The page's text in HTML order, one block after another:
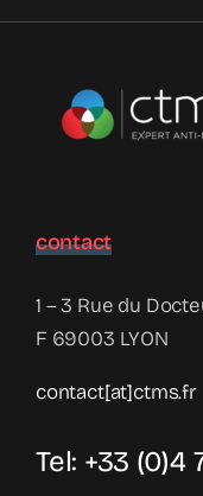
contact
1 – 3 Rue du
F 69003 LYON
contact[at]ctms.fr
Tel: +33 (0)4